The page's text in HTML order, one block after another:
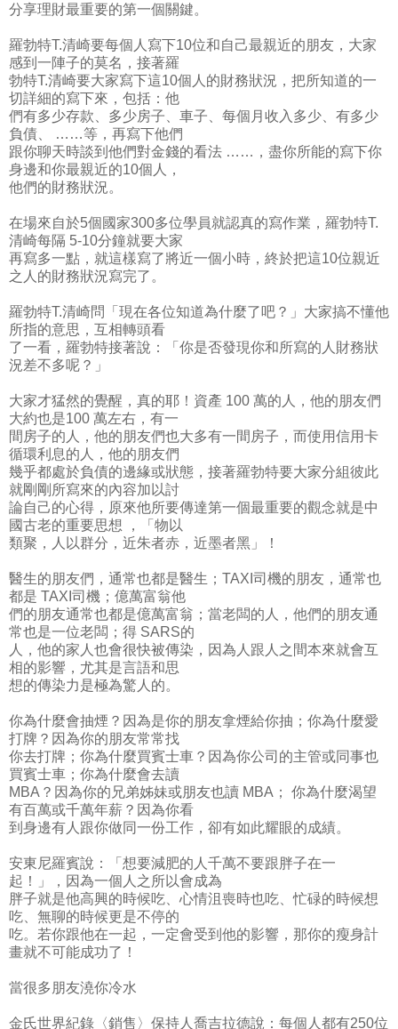
分享理財最重要的第一個關鍵。
羅勃特T.清崎要每個人寫下10位和自己最親近的朋友，大家
感到一陣子的莫名，接著羅
勃特T.清崎要大家寫下這10個人的財務狀況，把所知道的一
切詳細的寫下來，包括：他
們有多少存款、多少房子、車子、每個月收入多少、有多少
負債、 ……等，再寫下他們
跟你聊天時談到他們對金錢的看法 ……，盡你所能的寫下你
身邊和你最親近的10個人，
他們的財務狀況。
在場來自於5個國家300多位學員就認真的寫作業，羅勃特T.
清崎每隔 5-10分鐘就要大家
再寫多一點，就這樣寫了將近一個小時，終於把這10位親近
之人的財務狀況寫完了。
羅勃特T.清崎問「現在各位知道為什麼了吧？」大家搞不懂他
所指的意思，互相轉頭看
了一看，羅勃特接著說：「你是否發現你和所寫的人財務狀
況差不多呢？」
大家才猛然的覺醒，真的耶！資產 100 萬的人，他的朋友們
大約也是100 萬左右，有一
間房子的人，他的朋友們也大多有一間房子，而使用信用卡
循環利息的人，他的朋友們
幾乎都處於負債的邊緣或狀態，接著羅勃特要大家分組彼此
就剛剛所寫來的內容加以討
論自己的心得，原來他所要傳達第一個最重要的觀念就是中
國古老的重要思想 ，「物以
類聚，人以群分，近朱者赤，近墨者黑」！
醫生的朋友們，通常也都是醫生；TAXI司機的朋友，通常也
都是 TAXI司機；億萬富翁他
們的朋友通常也都是億萬富翁；當老闆的人，他們的朋友通
常也是一位老闆；得 SARS的
人，他的家人也會很快被傳染，因為人跟人之間本來就會互
相的影響，尤其是言語和思
想的傳染力是極為驚人的。
你為什麼會抽煙？因為是你的朋友拿煙給你抽；你為什麼愛
打牌？因為你的朋友常常找
你去打牌；你為什麼買賓士車？因為你公司的主管或同事也
買賓士車；你為什麼會去讀
MBA？因為你的兄弟姊妹或朋友也讀 MBA； 你為什麼渴望
有百萬或千萬年薪？因為你看
到身邊有人跟你做同一份工作，卻有如此耀眼的成績。
安東尼羅賓說：「想要減肥的人千萬不要跟胖子在一
起！」，因為一個人之所以會成為
胖子就是他高興的時候吃、心情沮喪時也吃、忙碌的時候想
吃、無聊的時候更是不停的
吃。若你跟他在一起，一定會受到他的影響，那你的瘦身計
畫就不可能成功了！
當很多朋友澆你冷水
金氏世界紀錄〈銷售〉保持人喬吉拉德說：每個人都有250位